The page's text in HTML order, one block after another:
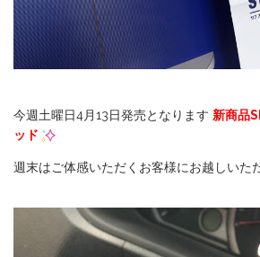
今週土曜日4月13日発売となります 新商品
ッド
週末はご体感いただくお客様にお越しいた